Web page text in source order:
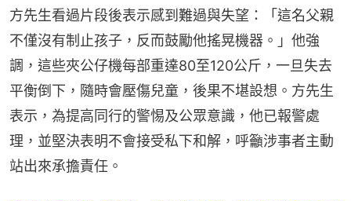
方先生看過片段後表示感到難過與失望：「這名父親
不僅沒有制止孩子，反而鼓勵他搖晃機器。」他強
調，這些夾公仔機每部重達80至120公斤，一旦失去
平衡倒下，隨時會壓傷兒童，後果不堪設想。方先生
表示，為提高同行的警惕及公眾意識，他已報警處
理，並堅決表明不會接受私下和解，呼籲涉事者主動
站出來承擔責任。